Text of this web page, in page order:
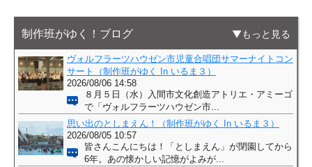
制作班がゆく！ブログ もっと見る